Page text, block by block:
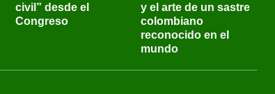
civil” desde el
Congreso
y el arte de un sastre
colombiano
reconocido en el
mundo